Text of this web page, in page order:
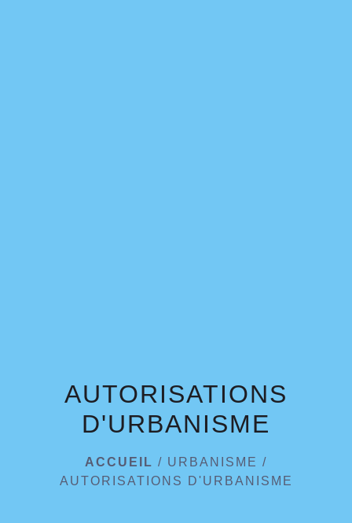
AUTORISATIONS
D'URBANISME
ACCUEIL / URBANISME /
AUTORISATIONS D'URBANISME